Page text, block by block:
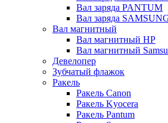
Вал заряда PANTUM
Вал заряда
Вал магнитный
Вал магнитный HP
Вал магнитный
Девелопер
Зубчатый флажок
Ракель
Ракель Canon
Ракель Kyocera
Ракель Pantum